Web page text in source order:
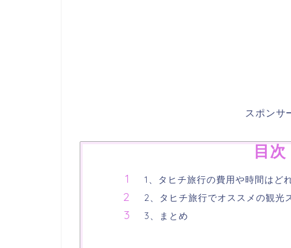
スポンサ
目次
1、タヒチ旅行の費用や時間はど
2、タヒチ旅行でオススメの観光
3、まとめ